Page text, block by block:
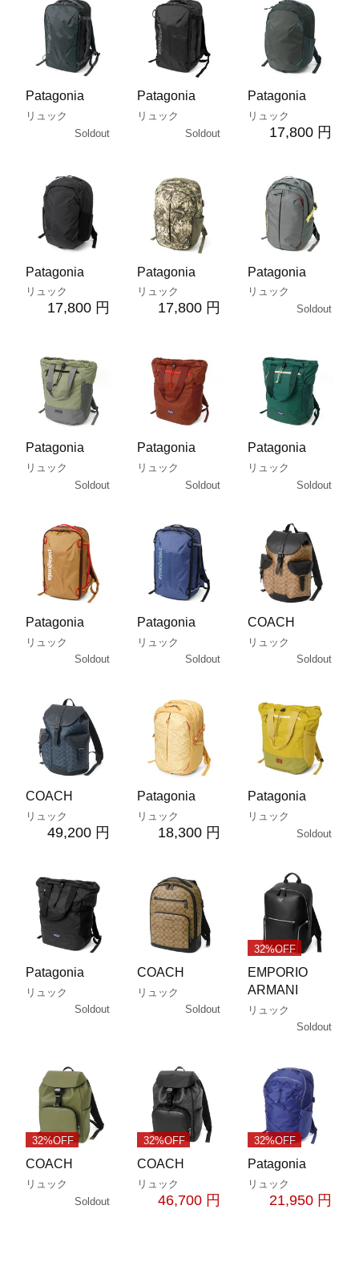
Patagonia
リュック
Soldout
Patagonia
リュック
Soldout
Patagonia
リュック
17,800 円
Patagonia
リュック
17,800 円
Patagonia
リュック
17,800 円
Patagonia
リュック
Soldout
Patagonia
リュック
Soldout
Patagonia
リュック
Soldout
Patagonia
リュック
Soldout
Patagonia
リュック
Soldout
Patagonia
リュック
Soldout
COACH
リュック
Soldout
COACH
リュック
49,200 円
Patagonia
リュック
18,300 円
Patagonia
リュック
Soldout
Patagonia
リュック
Soldout
COACH
リュック
Soldout
32%OFF
EMPORIO
ARMANI
リュック
Soldout
32%OFF
COACH
リュック
Soldout
32%OFF
COACH
リュック
46,700 円
32%OFF
Patagonia
リュック
21,950 円